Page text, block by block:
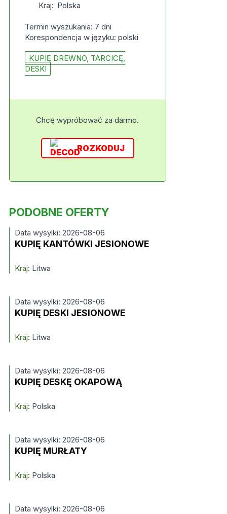
Kraj: Polska
Termin wyszukania: 7 dni
Korespondencja w języku: polski
KUPIĘ DREWNO, TARCICĘ,
DESKI
Chcę wypróbować za darmo.
ROZKODUJ
PODOBNE OFERTY
Data wysylki: 2026-08-06
KUPIĘ KANTÓWKI JESIONOWE
Kraj: Litwa
Data wysylki: 2026-08-06
KUPIĘ DESKI JESIONOWE
Kraj: Litwa
Data wysylki: 2026-08-06
KUPIĘ DESKĘ OKAPOWĄ
Kraj: Polska
Data wysylki: 2026-08-06
KUPIĘ MURŁATY
Kraj: Polska
Data wysylki: 2026-08-06